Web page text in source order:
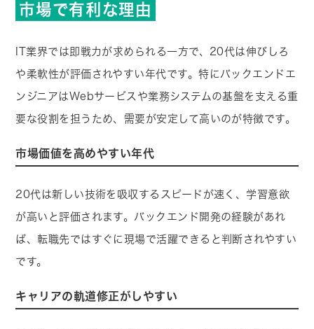
市場で有利な理由
IT業界では即戦力が求められる一方で、20代は伸びしろ
や柔軟性が評価されやすい年代です。特にバックエンドエ
ンジニアはWebサービスや業務システムの基盤を支える重
要な役割を担うため、需要が安定して高いのが特徴です。
市場価値を高めやすい年代
20代は新しい技術を吸収するスピードが速く、学習意欲
が高いと評価されます。バックエンド開発の経験があれ
ば、転職先ではすぐに現場で活躍できると判断されやすい
です。
キャリアの軌道修正がしやすい